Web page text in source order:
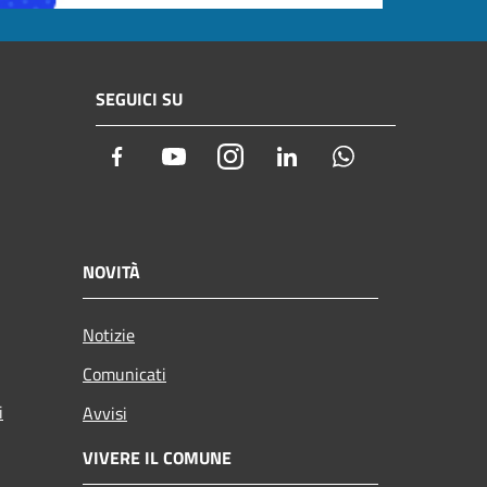
SEGUICI SU
Facebook YoutubeInstagramLinkedIn
NOVITÀ
Notizie
Comunicati
Avvisi
VIVERE IL COMUNE